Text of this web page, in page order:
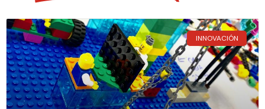
INNOVACIÓN